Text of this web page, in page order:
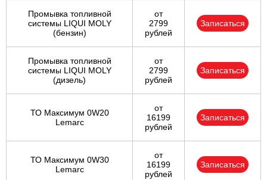
Промывка топливной
системы LIQUI MOLY
(бензин)
от
2799
рублей
Записаться
Промывка топливной
системы LIQUI MOLY
(дизель)
от
2799
рублей
Записаться
ТО Максимум 0W20
Lemarc
от
16199
рублей
Записаться
ТО Максимум 0W30
Lemarc
от
16199
рублей
Записаться